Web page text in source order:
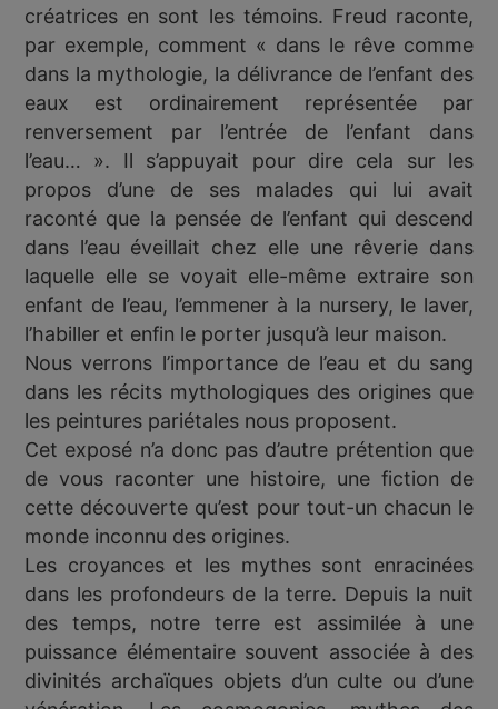
créatrices en sont les témoins. Freud raconte,
par exemple, comment « dans le rêve comme
dans la mythologie, la délivrance de l’enfant des
eaux est ordinairement représentée par
renversement par l’entrée de l’enfant dans
l’eau… ». Il s’appuyait pour dire cela sur les
propos d’une de ses malades qui lui avait
raconté que la pensée de l’enfant qui descend
dans l’eau éveillait chez elle une rêverie dans
laquelle elle se voyait elle-même extraire son
enfant de l’eau, l’emmener à la nursery, le laver,
l’habiller et enfin le porter jusqu’à leur maison.
Nous verrons l’importance de l’eau et du sang
dans les récits mythologiques des origines que
les peintures pariétales nous proposent.
Cet exposé n’a donc pas d’autre prétention que
de vous raconter une histoire, une fiction de
cette découverte qu’est pour tout-un chacun le
monde inconnu des origines.
Les croyances et les mythes sont enracinées
dans les profondeurs de la terre. Depuis la nuit
des temps, notre terre est assimilée à une
puissance élémentaire souvent associée à des
divinités archaïques objets d’un culte ou d’une